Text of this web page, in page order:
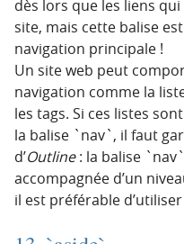
dès lors que les liens
site, mais cette balise
navigation principale !
Un site web peut
navigation comme la
les tags. Si ces listes
la balise `nav`, il faut
d’Outline: la balise
accompagnée d’un
il est préférable